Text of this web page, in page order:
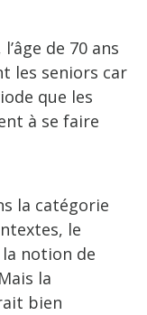
de 70 ans
les seniors car
que les
à se faire
la catégorie
le
notion de
la
bien